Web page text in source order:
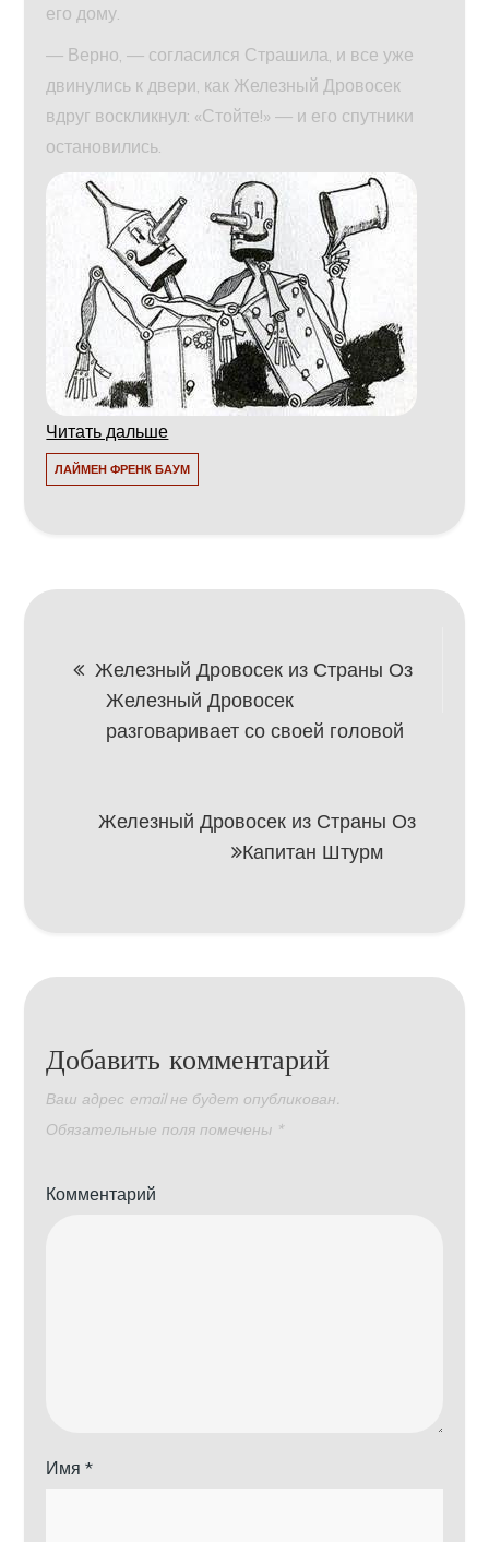
его дому.
— Верно, — согласился Страшила, и все уже
двинулись к двери, как Железный Дровосек
вдруг воскликнул: «Стойте!» — и его спутники
остановились.
Читать дальше
ЛАЙМЕН ФРЕНК БАУМ
Навигация
Железный Дровосек из Страны Оз
Железный Дровосек
разговаривает со своей головой
Железный Дровосек из Страны Оз
Капитан Штурм
Добавить комментарий
Ваш адрес email не будет опубликован.
Обязательные поля помечены *
Комментарий
Имя*